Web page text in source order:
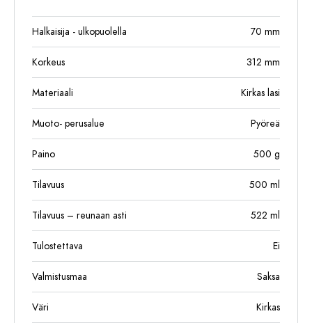
Halkaisija - ulkopuolella 70 mm
Korkeus 312 mm
Materiaali Kirkas lasi
Muoto- perusalue Pyöreä
Paino 500 g
Tilavuus 500 ml
Tilavuus – reunaan asti 522 ml
Tulostettava Ei
Valmistusmaa Saksa
Väri Kirkas